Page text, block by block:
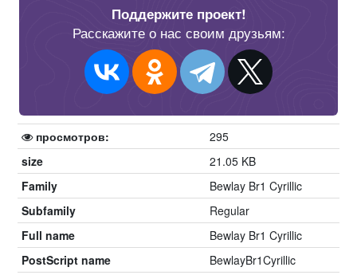
Поддержите проект!
Расскажите о нас своим друзьям:
просмотров:
295
size
21.05 KB
Family
Bewlay Br1 Cyrillic
Subfamily
Regular
Full name
Bewlay Br1 Cyrillic
PostScript name
BewlayBr1Cyrillic